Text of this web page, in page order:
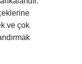
ve çok